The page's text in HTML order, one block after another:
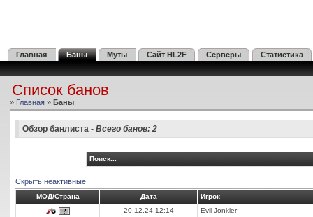
Главная Баны Муты Сайт HL2F Серверы Статистика
Список банов
» Главная » Баны
Обзор банлиста - Всего банов: 2
Поиск...
Скрыть неактивные
МОД/Страна Дата
Игрок
20.12.24 12:14
Evil Jonkler